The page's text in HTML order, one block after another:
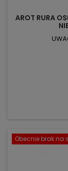
AROT RURA
Obecnie brak na